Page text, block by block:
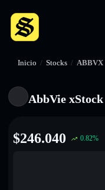
Inicio / Stocks / ABBVX
AbbVie xStock
$246.040 0.82%